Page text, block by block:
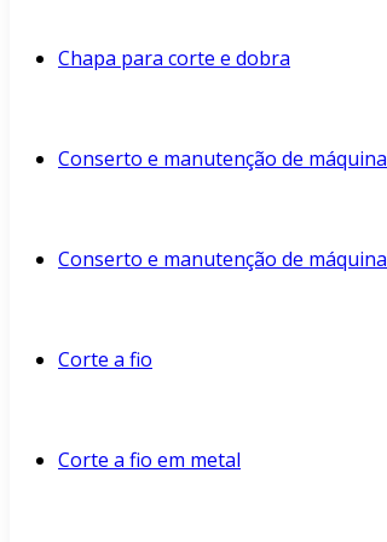
Chapa para corte e dobra
Conserto e manutenção de
Conserto e manutenção de
Corte a fio
Corte a fio em metal